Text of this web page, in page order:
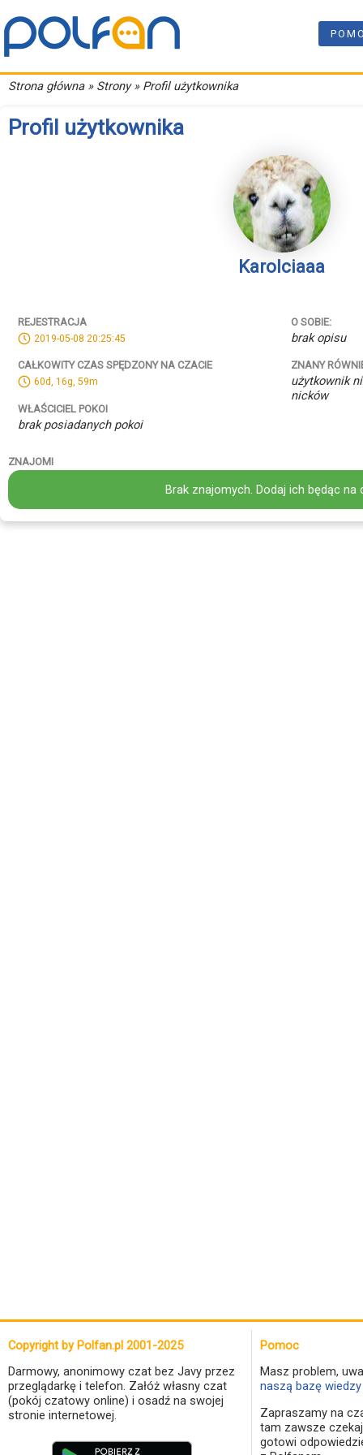
Strona główna» Strony » Profil użytkownika
Profil użytkownika
Karolciaaa
REJESTRACJA
2019-05-08 20:25:45
CAŁKOWITY CZAS SPĘDZONY NA CZACIE
60d, 16g, 59m
WŁAŚCICIEL POKOI
brak posiadanych pokoi
O SOBIE:
brak opisu
ZNANY
użytkownik
nicków
ZNAJOMI
Brak znajomych. Dodaj ich będąc na
Copyright by Polfan.pl 2001-2025
Darmowy, anonimowy czat bez Javy przez
przeglądarkę i telefon. Załóż własny czat
(pokój czatowy online) i osadź na swojej
stronie internetowej.
Pomoc
Masz problem,
naszą bazę
Zapraszamy na
tam zawsze
gotowi